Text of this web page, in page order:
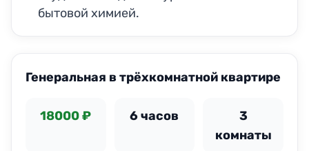
бытовой химией.
Генеральная в трёхкомнатной квартире
18000 ₽ 6 часов
3
комнаты